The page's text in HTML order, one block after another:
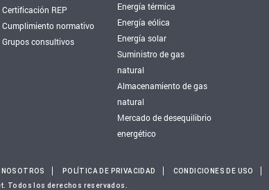
Certificación REP
Cumplimiento normativo
Grupos consultivos
Energía térmica
Energía eólica
Energía solar
Suministro de gas
natural
Almacenamiento de gas
natural
Mercado de desequilibrio
energético
POLÍTICA DE PRIVACIDAD
CONDICIONES DE USO
Todos los derechos reservados.